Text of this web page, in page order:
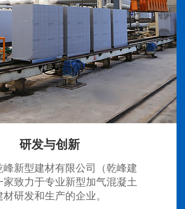
研发与创新
峰新型建材有限公司（乾峰建
家致力于专业新型加气混凝土
材研发和生产的企业。